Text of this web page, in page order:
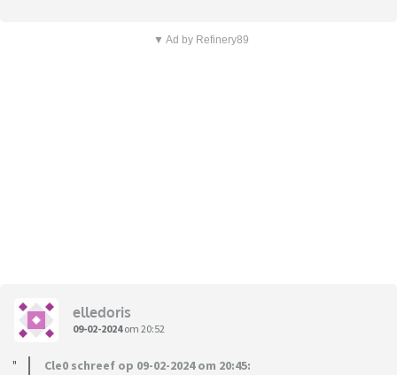
▼ Ad by Refinery89
elledoris
09-02-2024om 20:52
Cle0 schreef op 09-02-2024 om 20:45: